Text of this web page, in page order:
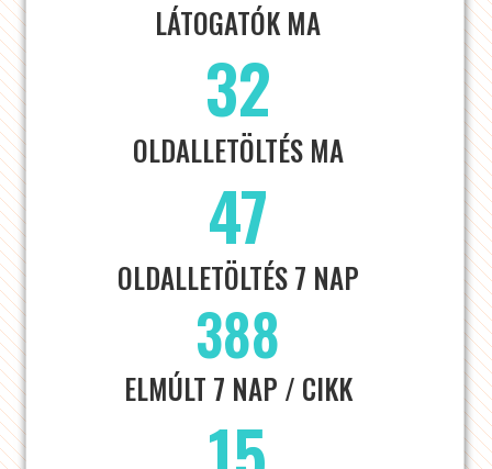
LÁTOGATÓK MA
32
OLDALLETÖLTÉS MA
47
OLDALLETÖLTÉS 7 NAP
388
ELMÚLT 7 NAP / CIKK